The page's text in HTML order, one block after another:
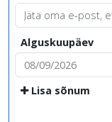
Alguskuupäev
Lisa sõnum